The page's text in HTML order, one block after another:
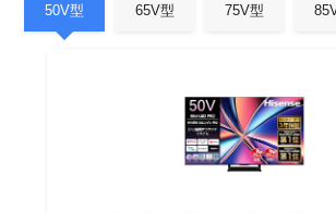
50V型 65V型 75V型